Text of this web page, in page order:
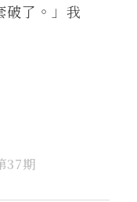
破了。」我
37期